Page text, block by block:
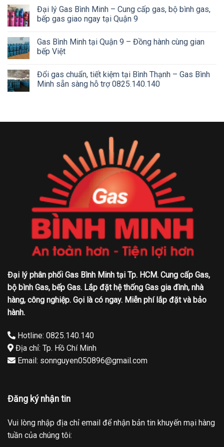
Đại lý Gas Bình Minh – Cung cấp gas, bộ bình gas,
bếp gas giao ngay tại Quận 9
Gas Bình Minh tại Quận 9 – Đồng hành cùng gian
bếp Việt
Đổi gas chuẩn, tiết kiệm tại Bình Thạnh – Gas Bình
Minh sẵn sàng hỗ trợ 0825.140.140
Đại lý phân phối Gas Bình Minh tại Tp. HCM. Cung cấp Gas,
bộ bình Gas, bếp Gas. Lắp đặt hệ thống Gas gia đình, nhà
hàng, công nghiệp. Gọi là có ngay. Miễn phí lắp đặt và bảo
hành.
Hotline: 0825.140.140
Địa chỉ: Tp. Hồ Chí Minh
Email: sonnguyen050896@gmail.com
Đăng ký nhận tin
Vui lòng nhập địa chỉ email để nhận bản tin khuyến mại hàng
tuần của chúng tôi: